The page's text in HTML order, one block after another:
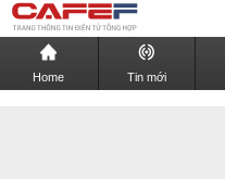
Home Tin mới